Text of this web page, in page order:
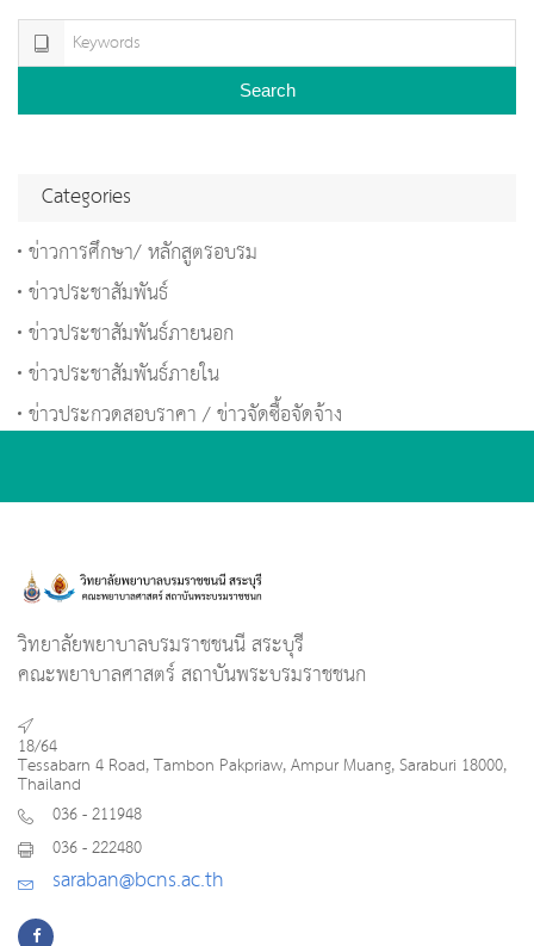
Search
Categories
ข่าวการศึกษา/ หลักสูตรอบรม
ข่าวประชาสัมพันธ์
ข่าวประชาสัมพันธ์ภายนอก
ข่าวประชาสัมพันธ์ภายใน
ข่าวประกวดสอบราคา / ข่าวจัดซื้อจัดจ้าง
วิทยาลัยพยาบาลบรมราชชนนี สระบุรี
คณะพยาบาลศาสตร์ สถาบันพระบรมราชชนก
18/64
Tessabarn 4 Road, Tambon Pakpriaw, Ampur Muang, Saraburi 18000,
Thailand
036 - 211948
036 - 222480
saraban@bcns.ac.th